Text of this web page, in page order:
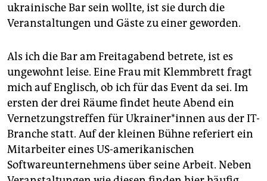
ukrainische Bar sein wollte, ist sie durch die
Veranstaltungen und Gäste zu einer geworden.
Als ich die Bar am Freitagabend betrete, ist es
ungewohnt leise. Eine Frau mit Klemmbrett fragt
mich auf Englisch, ob ich für das Event da sei. Im
ersten der drei Räume findet heute Abend ein
Vernetzungstreffen für Ukrai­ne­r*in­nen aus der IT-
Branche statt. Auf der kleinen Bühne referiert ein
Mitarbeiter eines US-amerikanischen
Softwareunternehmens über seine Arbeit. Neben